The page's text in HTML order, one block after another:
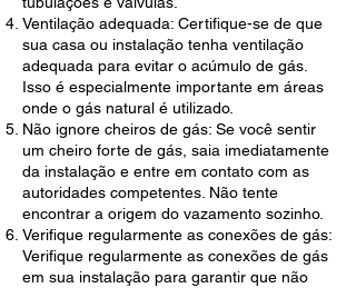
Ventilação adequada: Certifique-se de que
sua casa ou instalação tenha ventilação
adequada para evitar o acúmulo de gás.
Isso é especialmente importante em áreas
onde o gás natural é utilizado.
Não ignore cheiros de gás: Se você sentir
um cheiro forte de gás, saia imediatamente
da instalação e entre em contato com as
autoridades competentes. Não tente
encontrar a origem do vazamento sozinho.
Verifique regularmente as conexões de gás:
Verifique regularmente as conexões de gás
em sua instalação para garantir que não